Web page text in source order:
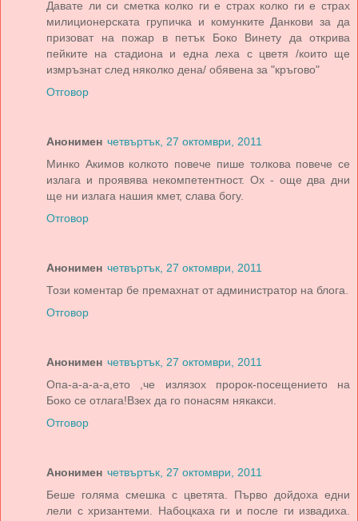
Давате ли си сметка колко ги е страх колко ги е страх
милиционерската групичка и комунките Данкови за да
призоват на пожар в петък Боко Винету да открива
пейките на стадиона и една леха с цветя /които ще
измръзнат след няколко дена/ обявена за "кръгово"
Отговор
Анонимен четвъртък, 27 октомври, 2011
Минко Акимов колкото повече пише толкова повече се
излага и проявява некомпетентност. Ох - още два дни
ще ни излага нашия кмет, слава богу.
Отговор
Анонимен четвъртък, 27 октомври, 2011
Този коментар бе премахнат от администратор на блога.
Отговор
Анонимен четвъртък, 27 октомври, 2011
Опа-а-а-а-а,ето ,че излязох пророк-посещението на
Боко се отлага!Взех да го понасям някакси.
Отговор
Анонимен четвъртък, 27 октомври, 2011
Беше голяма смешка с цветята. Първо дойдоха едни
лели с хризантеми. Набоцкаха ги и после ги извадиха.